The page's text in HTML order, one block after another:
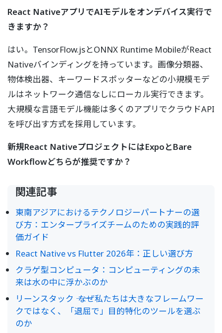
React NativeアプリでAIモデルをオンデバイス実行で
きますか？
はい。TensorFlow.jsとONNX Runtime MobileがReact
Nativeバインディングを持っています。画像分類器、
物体検出器、キーワードスポッターなどの小規模モデ
ルはネットワーク通信なしにローカル実行できます。
大規模な言語モデル機能は多くのアプリでクラウドAPI
を呼び出す方式を採用しています。
新規React NativeプロジェクトにはExpoとBare
Workflowどちらが推奨ですか？
関連記事
東南アジアにおけるテクノロジーパートナーの選
び方：エンタープライズチームのための実践的評
価ガイド
React Native vs Flutter 2026年：正しい選び方
クラゲ型コンピュータ：コンピューティングの未
来は水の中に浮かぶのか
リーンスタック ―― なぜ私たちは大きなフレームワー
クではなく、「退屈で」目的特化のツールを選ぶ
のか